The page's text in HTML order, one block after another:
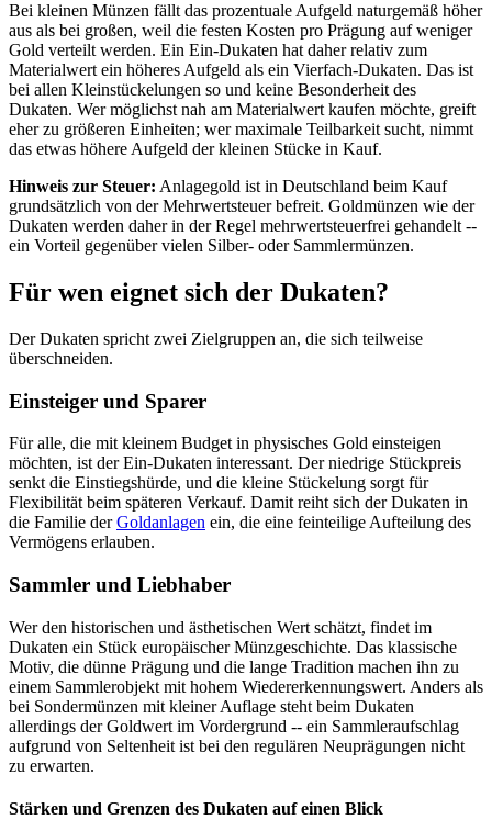
Bei kleinen Münzen fällt das prozentuale Aufgeld naturgemäß höher
aus als bei großen, weil die festen Kosten pro Prägung auf weniger
Gold verteilt werden. Ein Ein-Dukaten hat daher relativ zum
Materialwert ein höheres Aufgeld als ein Vierfach-Dukaten. Das ist
bei allen Kleinstückelungen so und keine Besonderheit des
Dukaten. Wer möglichst nah am Materialwert kaufen möchte, greift
eher zu größeren Einheiten; wer maximale Teilbarkeit sucht, nimmt
das etwas höhere Aufgeld der kleinen Stücke in Kauf.
Hinweis zur Steuer: Anlagegold ist in Deutschland beim Kauf
grundsätzlich von der Mehrwertsteuer befreit. Goldmünzen wie der
Dukaten werden daher in der Regel mehrwertsteuerfrei gehandelt --
ein Vorteil gegenüber vielen Silber- oder Sammlermünzen.
Für wen eignet sich der Dukaten?
Der Dukaten spricht zwei Zielgruppen an, die sich teilweise
überschneiden.
Einsteiger und Sparer
Für alle, die mit kleinem Budget in physisches Gold einsteigen
möchten, ist der Ein-Dukaten interessant. Der niedrige Stückpreis
senkt die Einstiegshürde, und die kleine Stückelung sorgt für
Flexibilität beim späteren Verkauf. Damit reiht sich der Dukaten in
die Familie derGoldanlagen ein, die eine feinteilige Aufteilung des
Vermögens erlauben.
Sammler und Liebhaber
Wer den historischen und ästhetischen Wert schätzt, findet im
Dukaten ein Stück europäischer Münzgeschichte. Das klassische
Motiv, die dünne Prägung und die lange Tradition machen ihn zu
einem Sammlerobjekt mit hohem Wiedererkennungswert. Anders als
bei Sondermünzen mit kleiner Auflage steht beim Dukaten
allerdings der Goldwert im Vordergrund -- ein Sammleraufschlag
aufgrund von Seltenheit ist bei den regulären Neuprägungen nicht
zu erwarten.
Stärken und Grenzen des Dukaten auf einen Blick